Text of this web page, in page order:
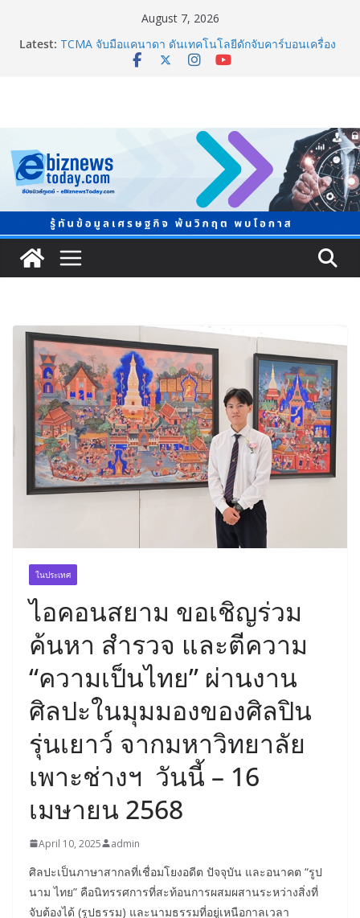
August 7, 2026
Latest: TCMA จับมือแคนาดา ดันเทคโนโลยีดักจับคาร์บอนเครื่อง
แรกในไทย ปูทางอุตสาหกรรมปูนซีเมนต์สู่ Net Zero 2050
ภาครัฐ-เอกชนจับมือสัมมนาใหญ่ ยกระดับอุตสาหกรรมเซ
รามิกไทยสู่สากล พร้อมชวนผู้ประกอบไทยร่วมงาน
“Ceramics Vietnam & Stone Vietnam 2026”
อลิอันซ์ อยุธยา ส่งเสริมคนไทยเตรียมพร้อมรับมือวิกฤต
เปิดพื้นที่ “Level Up the Care by Allianz Ayudhya
นิทรรศการยกระดับ…ความเป็นห่วง” ในงาน Hug
HeartYai
Guangzhou Yinghao School เผยวิสัยทัศน์การศึกษาที่
พร้อมรับอนาคต
ในประเทศ
ไอคอนสยาม ขอเชิญร่วม
ค้นหา สำรวจ และตีความ
“ความเป็นไทย” ผ่านงาน
ศิลปะในมุมมองของศิลปิน
รุ่นเยาว์ จากมหาวิทยาลัย
เพาะช่างฯ วันนี้ – 16
เมษายน 2568
April 10, 2025 admin
ศิลปะเป็นภาษาสากลที่เชื่อมโยงอดีต ปัจจุบัน และอนาคต “รูป
นาม ไทย” คือนิทรรศการที่สะท้อนการผสมผสานระหว่างสิ่งที่
จับต้องได้ (รูปธรรม) และนามธรรมที่อยู่เหนือกาลเวลา